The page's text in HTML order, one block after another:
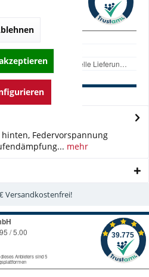
Federvorspannung
mehr
Versandkostenfrei!